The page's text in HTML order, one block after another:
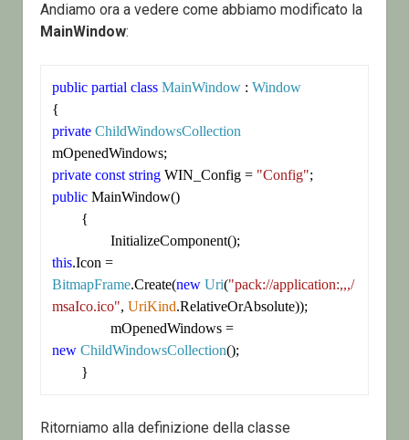
Andiamo ora a vedere come abbiamo modificato la
MainWindow:
public partial class MainWindow : Window
private ChildWindowsCollection
mOpenedWindows;
private const string WIN_Config = "Config" ;
public MainWindow()
		InitializeComponent();
this
.Icon =
BitmapFrame.Create(new Uri("pack://application:,,,/
msaIco.ico", UriKind.RelativeOrAbsolute));
		mOpenedWindows =
new ChildWindowsCollection();
Ritorniamo alla definizione della classe